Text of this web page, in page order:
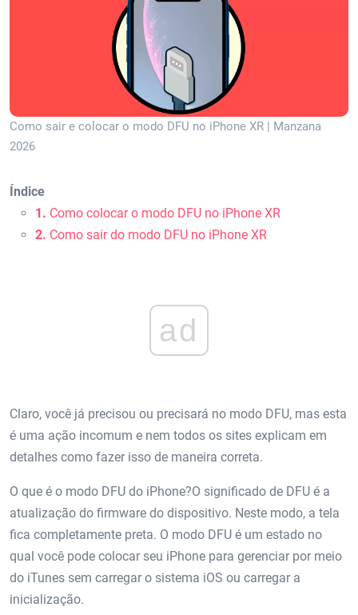
Como sair e colocar o modo DFU no iPhone XR | Manzana
2026
Índice
1. Como colocar o modo DFU no iPhone XR
2. Como sair do modo DFU no iPhone XR
ad
Claro, você já precisou ou precisará no modo DFU, mas esta
é uma ação incomum e nem todos os sites explicam em
detalhes como fazer isso de maneira correta.
O que é o modo DFU do iPhone?O significado de DFU é a
atualização do firmware do dispositivo. Neste modo, a tela
fica completamente preta. O modo DFU é um estado no
qual você pode colocar seu iPhone para gerenciar por meio
do iTunes sem carregar o sistema iOS ou carregar a
inicialização.